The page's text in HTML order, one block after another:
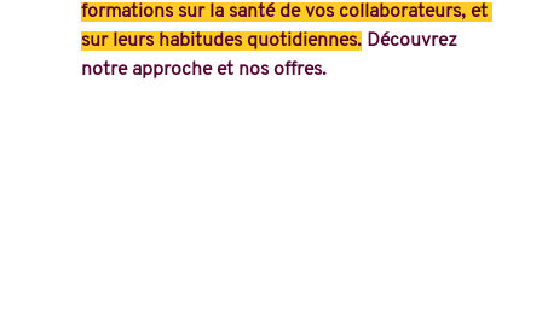
formations sur la santé de vos collaborateurs, et
sur leurs habitudes quotidiennes. Découvrez
notre approche et nos offres.